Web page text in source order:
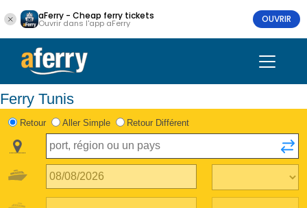
aFerry - Cheap ferry tickets
Ouvrir dans l'app aFerry OUVRIR
Ferry Tunis
Retour Aller Simple Retour Différent